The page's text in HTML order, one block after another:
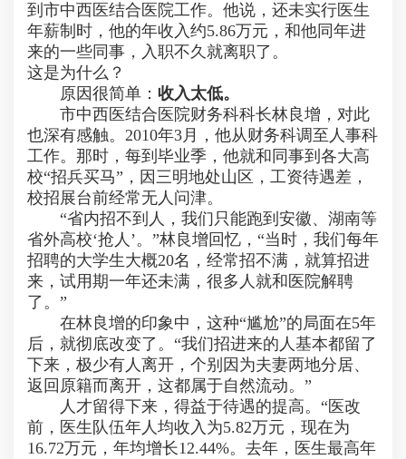
到市中西医结合医院工作。他说，还未实行医生
年薪制时，他的年收入约5.86万元，和他同年进
来的一些同事，入职不久就离职了。
这是为什么？
原因很简单： 收入太低。
市中西医结合医院财务科科长林良增，对此
也深有感触。2010年3月，他从财务科调至人事科
工作。那时，每到毕业季，他就和同事到各大高
校“招兵买马”，因三明地处山区，工资待遇差，
校招展台前经常无人问津。
“省内招不到人，我们只能跑到安徽、湖南等
省外高校‘抢人’。”林良增回忆，“当时，我们每年
招聘的大学生大概20名，经常招不满，就算招进
来，试用期一年还未满，很多人就和医院解聘
了。”
在林良增的印象中，这种“尴尬”的局面在5年
后，就彻底改变了。“我们招进来的人基本都留了
下来，极少有人离开，个别因为夫妻两地分居、
返回原籍而离开，这都属于自然流动。”
人才留得下来，得益于待遇的提高。“医改
前，医生队伍年人均收入为5.82万元，现在为
16.72万元，年均增长12.44%。去年，医生最高年